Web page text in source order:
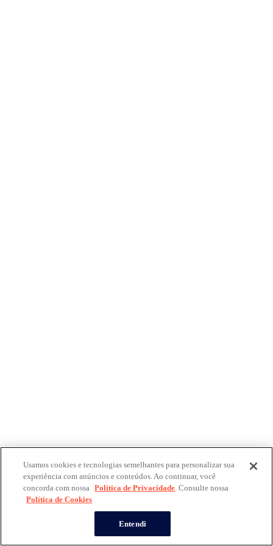
Usamos cookies e tecnologias semelhantes para personalizar sua
experiência com anúncios e conteúdos. Ao continuar, você
concorda com nossa Política de Privacidade. Consulte nossa
Política de Cookies
Entendi